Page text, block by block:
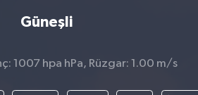
Güneşli
1007 hpa hPa, Rüzgar: 1.00 m/s